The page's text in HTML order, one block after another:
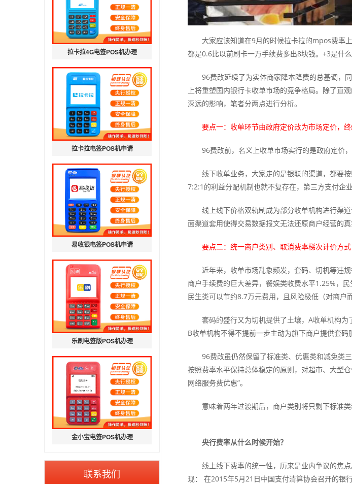
拉卡拉4G电签POS机办理
拉卡拉电签POS机申请
易收银电签POS机申请
乐刷电签版POS机办理
金小宝电签POS机办理
联系我们
大家应该知道在9月的时候拉卡拉的mpos费率
都是0.6比以前刷卡一万手续费多出8块钱。+3是什
96费改延续了为实体商家降本降费的总基调，
上将重塑国内银行卡收单市场的竞争格局。除了直
深远的影响，笔者分两点进行分析。
要点一：收单环节由政府定价改为市场定价，
96费改前，名义上收单市场实行的是政府定价
线下收单业务，大家走的是银联的渠道，都要
7:2:1的利益分配机制也就不复存在，第三方支付企
线上线下价格双轨制成为部分收单机构进行渠
面渠道套用使得交易数据报文无法还原商户经营的
要点二：统一商户类别、取消费率梯次计价方式
近年来，收单市场乱象频发，套码、切机等违
商户手续费的巨大差异，餐娱类收费水平1.25%，
民生类可以节约8.7万元费用，且风险极低（对商户
套码的盛行又为切机提供了土壤，A收单机构
B收单机构不得不提前一步主动为旗下商户提供套码
96费改虽仍然保留了标准类、优惠类和减免类
按照费率水平保持总体稳定的原则，对超市、大型
网络服务费优惠”。
意味着两年过渡期后，商户类别将只剩下标准
央行费率从什么时候开始？
线上线下费率的统一性，历来是业内争议的焦
现： 在2015年5月21日中国支付清算协会召开的银